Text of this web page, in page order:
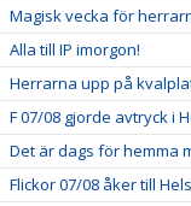
Magisk vecka för
Alla till IP imorgon!
Herrarna upp på
F 07/08 gjorde avtryck i
Det är dags för hemma
Flickor 07/08 åker till